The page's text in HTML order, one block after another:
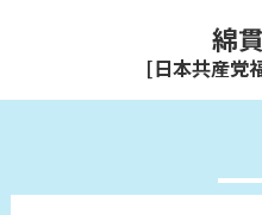
綿
[日本共産党